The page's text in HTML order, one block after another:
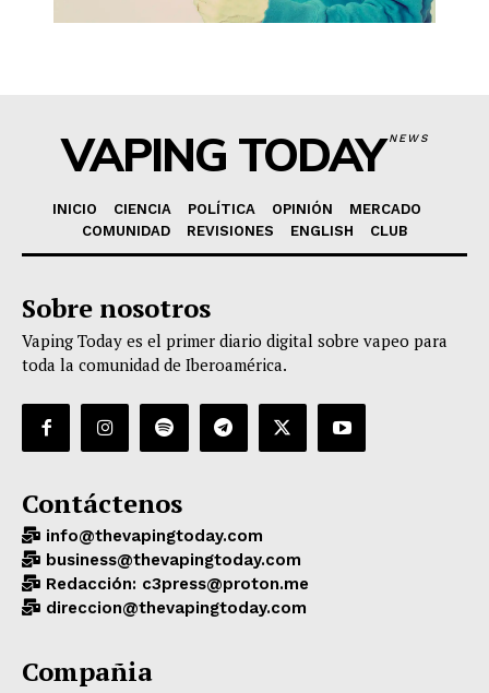
VAPING TODAYNEWS
INICIO CIENCIA POLÍTICA OPINIÓN
MERCADO
COMUNIDAD
REVISIONES ENGLISH CLUB
Sobre nosotros
Vaping Today es el primer diario digital sobre vapeo para
toda la comunidad de Iberoamérica.
Contáctenos
info@thevapingtoday.com
business@thevapingtoday.com
Redacción: c3press@proton.me
direccion@thevapingtoday.com
Compañia